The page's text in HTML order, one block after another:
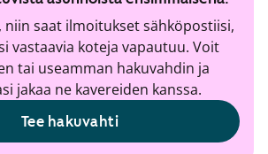
niin saat ilmoitukset sähköpostiisi,
vastaavia koteja vapautuu. Voit
tai useamman hakuvahdin ja
jakaa ne kavereiden kanssa.
Tee hakuvahti